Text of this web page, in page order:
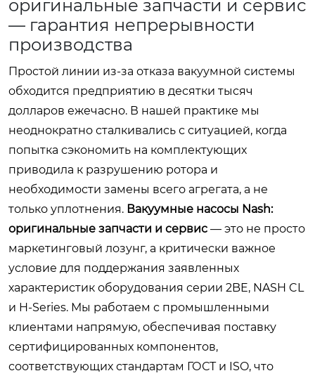
оригинальные запчасти и сервис
— гарантия непрерывности
производства
Простой линии из-за отказа вакуумной системы
обходится предприятию в десятки тысяч
долларов ежечасно. В нашей практике мы
неоднократно сталкивались с ситуацией, когда
попытка сэкономить на комплектующих
приводила к разрушению ротора и
необходимости замены всего агрегата, а не
только уплотнения. Вакуумные насосы Nash:
оригинальные запчасти и сервис — это не просто
маркетинговый лозунг, а критически важное
условие для поддержания заявленных
характеристик оборудования серии 2BE, NASH CL
и H-Series. Мы работаем с промышленными
клиентами напрямую, обеспечивая поставку
сертифицированных компонентов,
соответствующих стандартам ГОСТ и ISO, что